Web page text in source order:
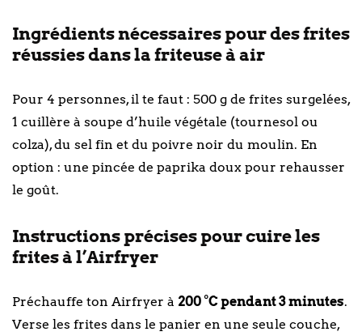
Ingrédients nécessaires pour des frites
réussies dans la friteuse à air
Pour 4 personnes, il te faut : 500 g de frites surgelées,
1 cuillère à soupe d’huile végétale (tournesol ou
colza), du sel fin et du poivre noir du moulin. En
option : une pincée de paprika doux pour rehausser
le goût.
Instructions précises pour cuire les
frites à l’Airfryer
Préchauffe ton Airfryer à 200 °C pendant 3 minutes.
Verse les frites dans le panier en une seule couche,